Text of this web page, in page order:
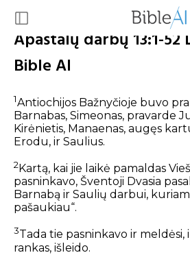
Apaštalų darbų 13:1-52
Bible AI
1Antiochijos Bažnyčioje buvo
Barnabas, Simeonas, pravarde
Kirėnietis, Manaenas, augęs
Erodu, ir Saulius.
2 Kartą, kai jie laikė pamaldas
pasninkavo, Šventoji Dvasia
Barnabą ir Saulių darbui,
pašaukiau“.
3Tada tie pasninkavo ir meldėsi,
rankas, išleido.